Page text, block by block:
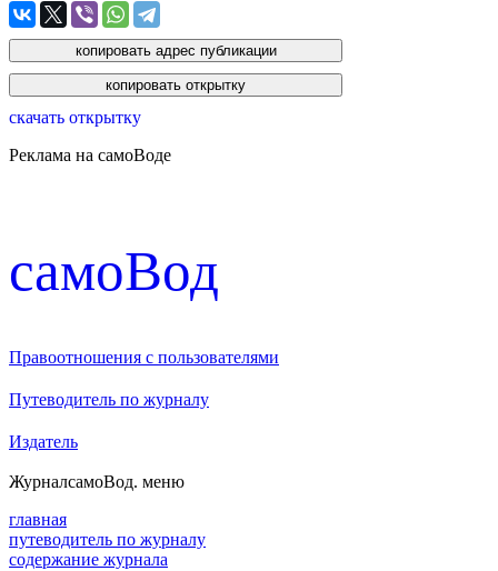
скачать открытку
Реклама на самоВоде
cамоВод
Правоотношения с пользователями
Путеводитель по журналу
Издатель
ЖурналсамоВод. меню
главная
путеводитель по журналу
содержание журнала